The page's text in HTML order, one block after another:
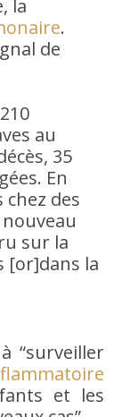
la
.
de
au
35
En
des
sur la
[or]dans la
“surveiller
et les